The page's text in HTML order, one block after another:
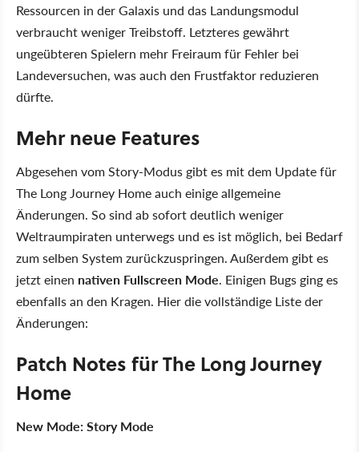
Ressourcen in der Galaxis und das Landungsmodul
verbraucht weniger Treibstoff. Letzteres gewährt
ungeübteren Spielern mehr Freiraum für Fehler bei
Landeversuchen, was auch den Frustfaktor reduzieren
dürfte.
Mehr neue Features
Abgesehen vom Story-Modus gibt es mit dem Update für
The Long Journey Home auch einige allgemeine
Änderungen. So sind ab sofort deutlich weniger
Weltraumpiraten unterwegs und es ist möglich, bei Bedarf
zum selben System zurückzuspringen. Außerdem gibt es
jetzt einen nativen Fullscreen Mode. Einigen Bugs ging es
ebenfalls an den Kragen. Hier die vollständige Liste der
Änderungen:
Patch Notes für The Long Journey
Home
New Mode: Story Mode